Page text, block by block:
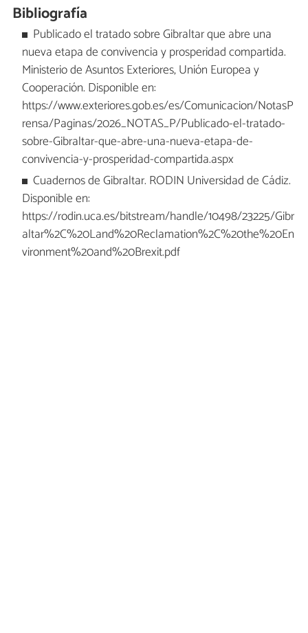
Bibliografía
Publicado el tratado sobre Gibraltar que abre una
nueva etapa de convivencia y prosperidad compartida.
Ministerio de Asuntos Exteriores, Unión Europea y
Cooperación. Disponible en:
https://www.exteriores.gob.es/es/Comunicacion/NotasP
rensa/Paginas/2026_NOTAS_P/Publicado-el-tratado-
sobre-Gibraltar-que-abre-una-nueva-etapa-de-
convivencia-y-prosperidad-compartida.aspx
Cuadernos de Gibraltar. RODIN Universidad de Cádiz.
Disponible en:
https://rodin.uca.es/bitstream/handle/10498/23225/Gibr
altar%2C%20Land%20Reclamation%2C%20the%20En
vironment%20and%20Brexit.pdf